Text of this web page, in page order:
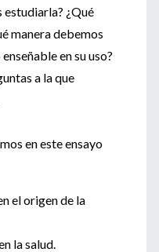
estudiarla? ¿Qué
manera debemos
en su uso?
a la que
en este ensayo
el origen de la
la salud.